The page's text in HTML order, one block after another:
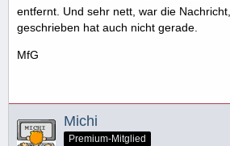
entfernt. Und sehr nett, war die
geschrieben hat auch nicht gerade.
MfG
Michi
Premium-Mitglied